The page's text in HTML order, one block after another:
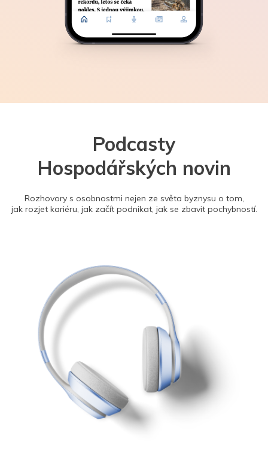
Podcasty
Hospodářských novin
Rozhovory s osobnostmi nejen ze světa byznysu o tom,
jak rozjet kariéru, jak začít podnikat, jak se zbavit pochybností.